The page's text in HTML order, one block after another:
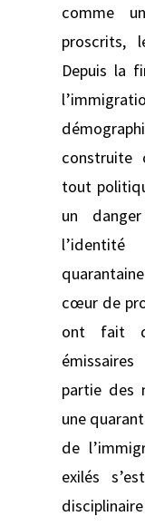
comme
proscrits,
Depuis la
construite
tout
un
cœur de
ont fait
partie des
une
de
exilés